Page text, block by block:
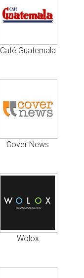
Café Guatemala
Cover News
Wolox